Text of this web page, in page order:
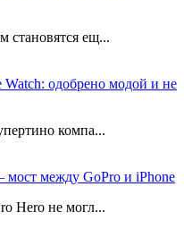
становятся ещ...
Watch: одобрено модой и не
компа...
между GoPro и iPhone
Hero не могл...